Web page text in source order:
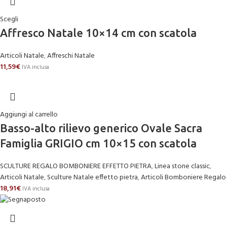
Scegli
Affresco Natale 10×14 cm con scatola
Articoli Natale,Affreschi Natale
11,59€ IVA inclusa
Aggiungi al carrello
Basso-alto rilievo generico Ovale Sacra
Famiglia GRIGIO cm 10×15 con scatola
SCULTURE REGALO BOMBONIERE EFFETTO PIETRA,Linea stone classic,
Articoli Natale,Sculture Natale effetto pietra,Articoli Bomboniere Regalo
18,91€ IVA inclusa